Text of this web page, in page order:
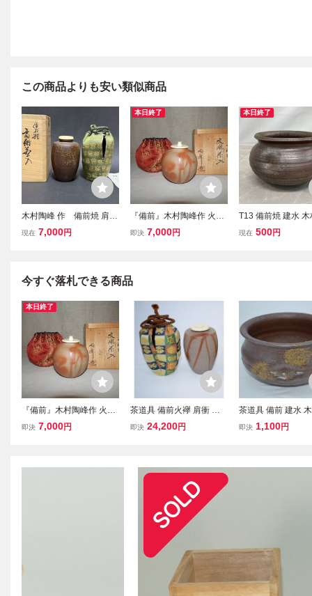
この商品よりも安い類似商品
木村陶峰 作 備前焼 肩衝
茶入 仕覆（西陣織 野田
現在 7,000円
本日終了
『備前』木村陶峰作 火襷
焼 文琳茶入 桐共箱
即決 7,000円
本日終了
T13 備前焼 建水 木
作 在銘 陶印あり
現在 500円
今すぐ落札できる商品
本日終了
『備前』木村陶峰作 火襷
焼 文琳茶入 桐共箱
即決 7,000円
茶道具 備前火襷 肩衝 茶
入 木村 陶峰 作 仕服 市松
即決 24,200円
茶道具 備前 建水
峰 作 茶道 22-3502
即決 1,100円